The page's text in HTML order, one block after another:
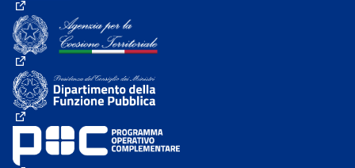
(External link)
(External link)
(External link)